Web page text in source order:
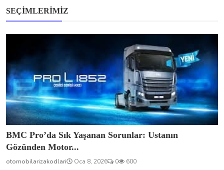
SEÇIMLERIMIZ
BMC Pro’da Sık Yaşanan Sorunlar: Ustanın
Gözünden Motor...
otomobilarizakodlari Oca 8, 2026 0 600